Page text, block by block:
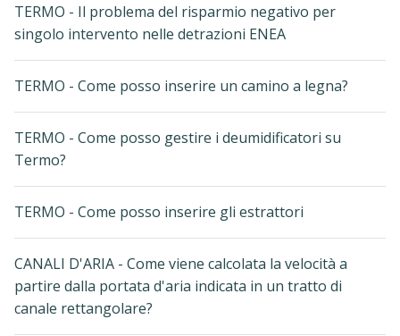
TERMO - Il problema del risparmio negativo per
singolo intervento nelle detrazioni ENEA
TERMO - Come posso inserire un camino a legna?
TERMO - Come posso gestire i deumidificatori su
Termo?
TERMO - Come posso inserire gli estrattori
CANALI D'ARIA - Come viene calcolata la velocità a
partire dalla portata d'aria indicata in un tratto di
canale rettangolare?